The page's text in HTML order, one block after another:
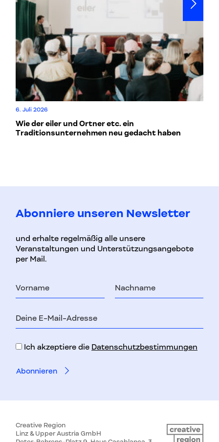
6. Juli 2026
Wie der eiler und Ortner etc. ein
Traditionsunternehmen neu gedacht haben
Abonniere unseren Newsletter
und erhalte regelmäßig alle unsere
Veranstaltungen und Unterstützungsangebote
per Mail.
Nachname
Mail-
Ich akzeptiere die Datenschutzbestimmungen
Creative Region
Linz & Upper Austria GmbH